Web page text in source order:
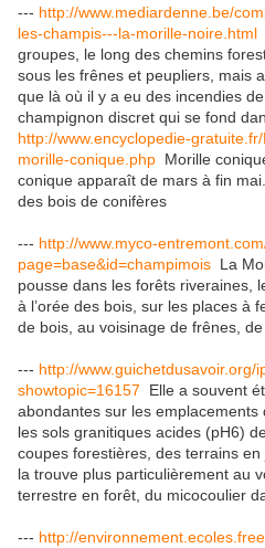
--- http://www.mediardenne.be/
les-champis---la-morille-noire.html
groupes, le long des chemins
sous les frênes et peupliers, mais
que là où il y a eu des incendies
champignon discret qui se fond
http://www.encyclopedie-
morille-conique.php Morille
conique apparaît de mars à fin
des bois de conifères
--- http://www.myco-
page=base&id=champimois La
pousse dans les forêts riveraines,
à l’orée des bois, sur les places à
de bois, au voisinage de frênes,
--- http://www.guichetdusavoir.org/
showtopic=16157 Elle a souvent
abondantes sur les
les sols granitiques acides (pH6)
coupes forestières, des terrains
la trouve plus particulièrement au
terrestre en forêt, du micocoulier
--- http://